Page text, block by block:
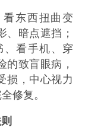
东西扭曲变
、暗点遮挡；
看手机、穿
的致盲眼病，
损，中心视力
修复。